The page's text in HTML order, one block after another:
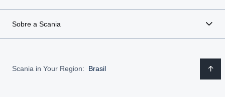
Sobre a Scania
Scania in Your Region: Brasil